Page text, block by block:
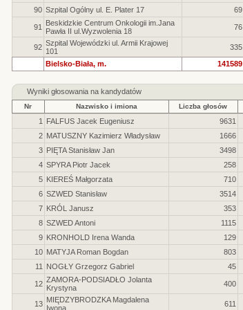
90 Szpital Ogólny ul. E. Plater 17 69
91
Beskidzkie Centrum Onkologii im.Jana
Pawła II ul.Wyzwolenia 18
76
92 Szpital Wojewódzki ul. Armii Krajowej
101
335
Bielsko-Biała, m.
141589
Wyniki głosowania na kandydatów
Nr Nazwisko i imiona Liczba głosów
1 FALFUS Jacek Eugeniusz 9631
2 MATUSZNY Kazimierz Władysław 1666
3 PIĘTA Stanisław Jan 3498
4 SPYRA Piotr Jacek 258
5 KIEREŚ Małgorzata 710
6 SZWED Stanisław 3514
7 KRÓL Janusz 353
8 SZWED Antoni 1115
9 KRONHOLD Irena Wanda 129
10 MATYJA Roman Bogdan 803
11
NOGŁY Grzegorz Gabriel 45
12 ZAMORA-PODSIADŁO Jolanta
Krystyna
400
13 MIĘDZYBRODZKA Magdalena
Iwona
611